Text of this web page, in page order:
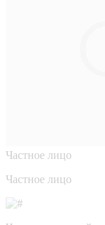
Частное лицо
Частное лицо